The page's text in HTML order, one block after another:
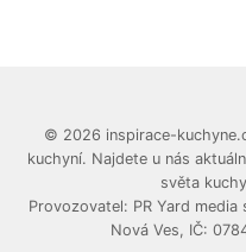
© 2026 inspirace-
kuchyní. Najdete u nás
světa
Provozovatel: PR Yard
Nová Ves, IČ: